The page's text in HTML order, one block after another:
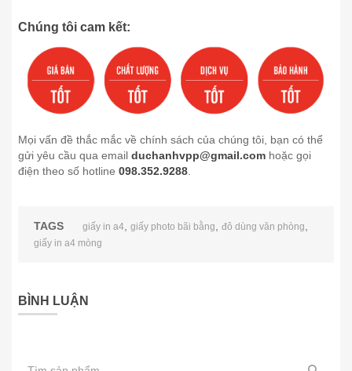
Chúng tôi cam kết:
Mọi vấn đề thắc mắc về chính sách của chúng tôi, bạn có thể
gửi yêu cầu qua email duchanhvpp@gmail.com hoặc gọi
điện theo số hotline 098.352.9288
TAGS giấy in a4 giấy photo bãi bằng đô dùng văn phòng
giấy in a4 mòng
BÌNH LUẬN